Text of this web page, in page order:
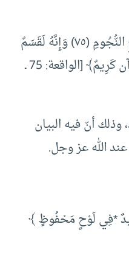
قال تعالى: ﴿‌فَلَا ‌أُقْسِمُ بِمَوَاقِعِ النُّجُومِ (٧٥) وَإِنَّهُ لَقَسَمٌ
لَوْ تَعْلَمُونَ عَظِيمٌ (٧٦) إِنَّهُ لَقرآن كَرِيمٌ﴾ [الواقعة: 75 ـ
أنّ فيه البيان
الله عز وجل.
*فِي لَوْحٍ مَحْفُوظٍ ﴾